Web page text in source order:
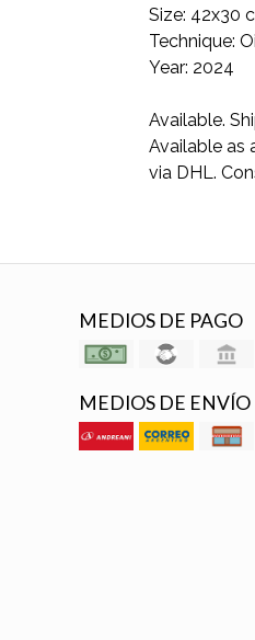
Size: 42x30
Technique:
Year: 2024
Available.
Available as
via DHL.
MEDIOS DE PAGO
MEDIOS DE ENVÍO